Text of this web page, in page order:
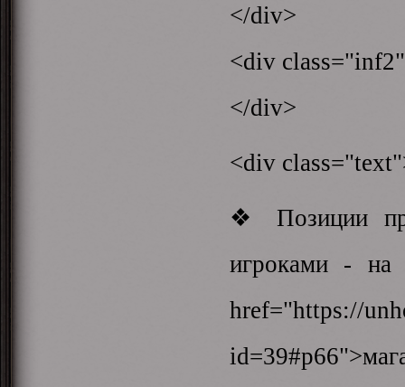
</div>
<div
</div>
<div
❖ Позиции
игроками - на
href="https://